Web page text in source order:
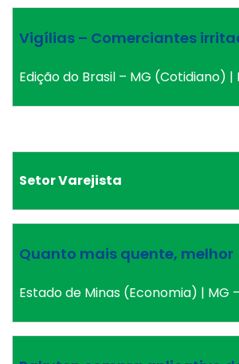
Vigílias – Comerciantes
Edição do Brasil – MG (Cotidiano) |
Setor Varejista
Quanto mais quente, melhor
Estado de Minas (Economia) | MG